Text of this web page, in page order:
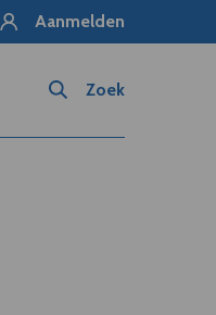
Aanmelden
Zoek